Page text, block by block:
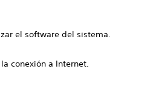
el software del sistema.
conexión a Internet.